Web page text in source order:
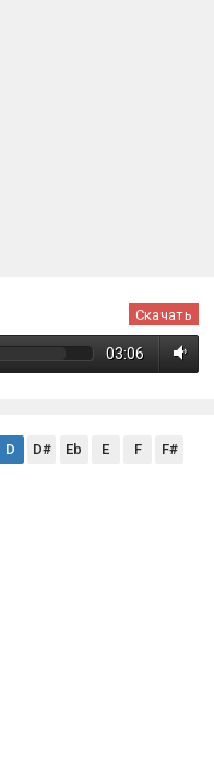
Скачать
03:06
D D# Eb E F
F#